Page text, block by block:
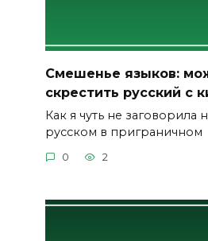
Смешенье языков:
скрестить русский с
Как я чуть не заговорила
русском в приграничном
0 2